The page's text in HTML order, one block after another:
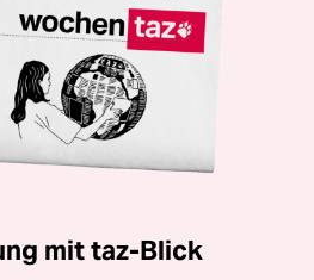
mit taz-Blick